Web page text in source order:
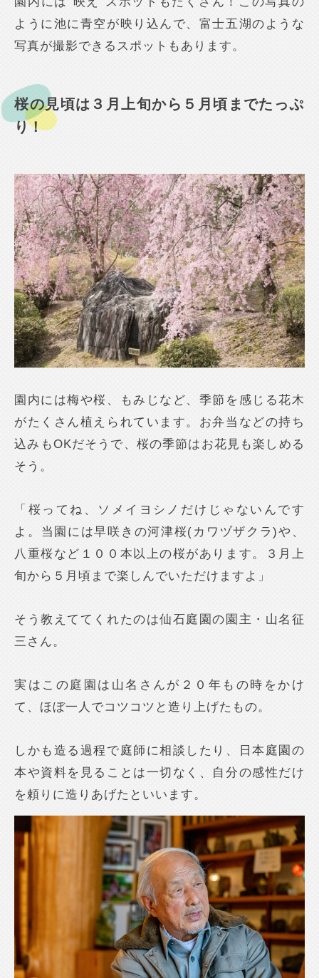
ように池に青空が映り込んで、富士五湖のような
写真が撮影できるスポットもあります。
桜の見頃は３月上旬から５月頃までたっぷ
り！
園内には梅や桜、もみじなど、季節を感じる花木
がたくさん植えられています。お弁当などの持ち
込みもOKだそうで、桜の季節はお花見も楽しめる
そう。
「桜ってね、ソメイヨシノだけじゃないんです
よ。当園には早咲きの河津桜(カワヅザクラ)や、
八重桜など１００本以上の桜があります。３月上
旬から５月頃まで楽しんでいただけますよ」
そう教えててくれたのは仙石庭園の園主・山名征
三さん。
実はこの庭園は山名さんが２０年もの時をかけ
て、ほぼ一人でコツコツと造り上げたもの。
しかも造る過程で庭師に相談したり、日本庭園の
本や資料を見ることは一切なく、自分の感性だけ
を頼りに造りあげたといいます。